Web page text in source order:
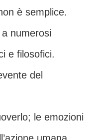
è semplice.
numerosi
e filosofici.
del
le emozioni